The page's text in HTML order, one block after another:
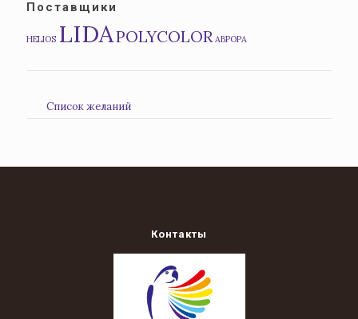
Поставщики
HELIOS LIDAPOLYCOLOR АВРОРА
Список желаний
Контакты